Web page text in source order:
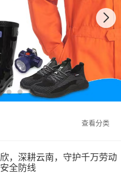
查看分类
，深耕云南，守护千万劳动
全防线